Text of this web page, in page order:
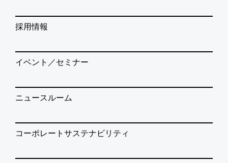
採用情報
イベント／セミナー
ニュースルーム
コーポレートサステナビリティ